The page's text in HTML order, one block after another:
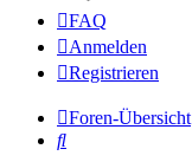
FAQ
Anmelden
Registrieren
Foren-Übersicht
Suche